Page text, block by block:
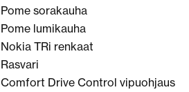
Pome sorakauha
Pome lumikauha
Nokia TRi renkaat
Rasvari
Comfort Drive Control vipuohjaus